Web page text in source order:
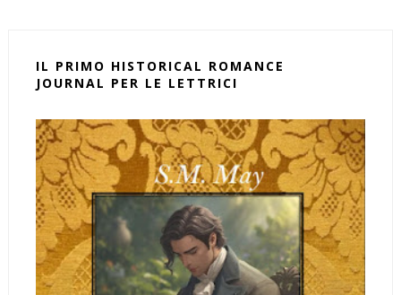
IL PRIMO HISTORICAL ROMANCE
JOURNAL PER LE LETTRICI